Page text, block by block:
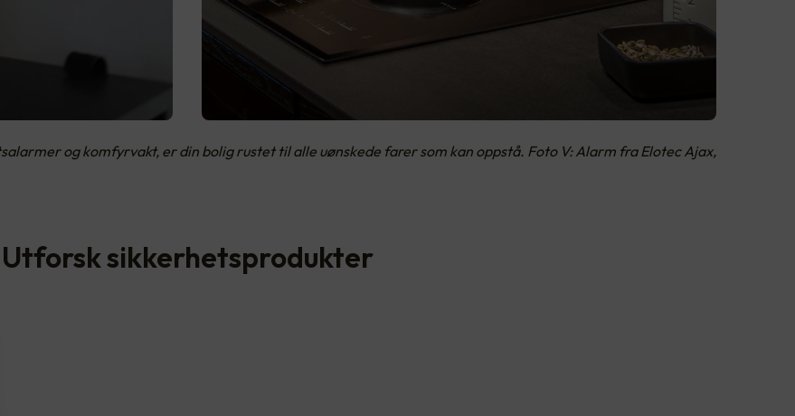
og komfyrvakt, er din bolig rustet til alle uønskede farer som kan oppstå. Foto V: Alarm fra Elotec Ajax,
Utforsk sikkerhetsprodukter